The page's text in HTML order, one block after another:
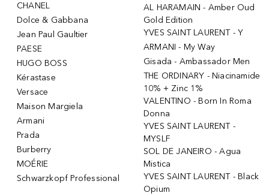
CHANEL
Dolce & Gabbana
Jean Paul Gaultier
PAESE
HUGO BOSS
Kérastase
Versace
Maison Margiela
Armani
Prada
Burberry
MOÉRIE
Schwarzkopf Professional
AL HARAMAIN - Amber Oud
Gold Edition
YVES SAINT LAURENT - Y
ARMANI - My Way
Gisada - Ambassador Men
THE ORDINARY - Niacinamide
10% + Zinc 1%
VALENTINO - Born In Roma
Donna
YVES SAINT LAURENT -
MYSLF
SOL DE JANEIRO - Agua
Mistica
YVES SAINT LAURENT - Black
Opium